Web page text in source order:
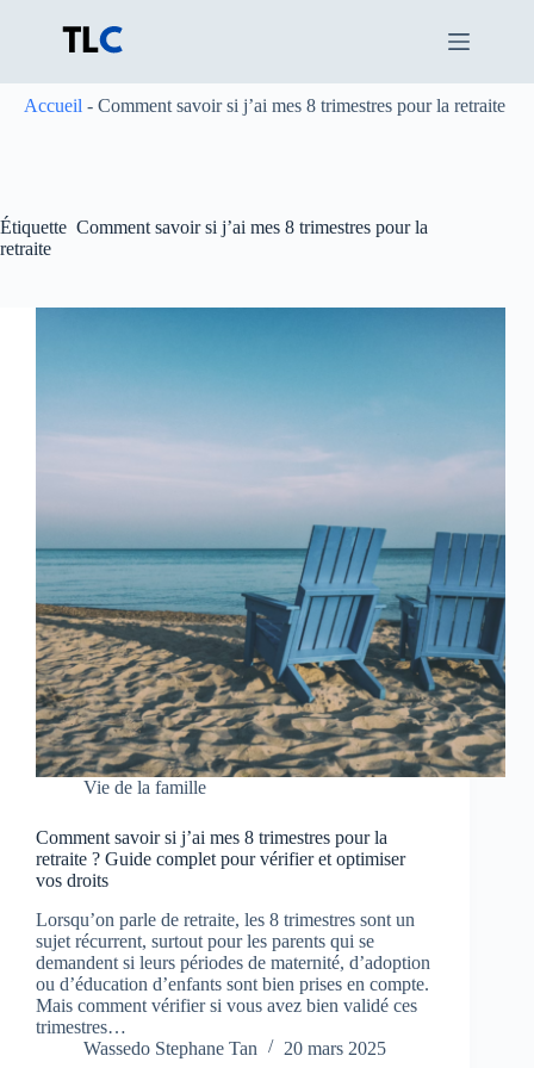
Accueil - Comment savoir si j’ai mes 8 trimestres pour la retraite
Étiquette Comment savoir si j’ai mes 8 trimestres pour la
retraite
Vie de la famille
Comment savoir si j’ai mes 8 trimestres pour la
retraite ? Guide complet pour vérifier et optimiser
vos droits
Lorsqu’on parle de retraite, les 8 trimestres sont un
sujet récurrent, surtout pour les parents qui se
demandent si leurs périodes de maternité, d’adoption
ou d’éducation d’enfants sont bien prises en compte.
Mais comment vérifier si vous avez bien validé ces
trimestres…
Wassedo Stephane Tan
20 mars 2025